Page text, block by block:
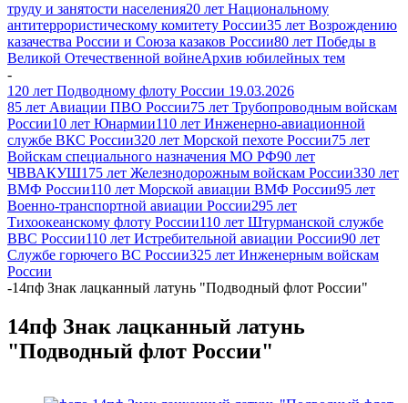
труду и занятости населения20 лет Национальному
антитеррористическому комитету России35 лет Возрождению
казачества России и Союза казаков России80 лет Победы в
Великой Отечественной войнеАрхив юбилейных тем
-
120 лет Подводному флоту России 19.03.2026
85 лет Авиации ПВО России75 лет Трубопроводным войскам
России10 лет Юнармии110 лет Инженерно-авиационной
службе ВКС России320 лет Морской пехоте России75 лет
Войскам специального назначения МО РФ90 лет
ЧВВАКУШ175 лет Железнодорожным войскам России330 лет
ВМФ России110 лет Морской авиации ВМФ России95 лет
Военно-транспортной авиации России295 лет
Тихоокеанскому флоту России110 лет Штурманской службе
ВВС России110 лет Истребительной авиации России90 лет
Службе горючего ВС России325 лет Инженерным войскам
России
-14пф Знак лацканный латунь "Подводный флот России"
14пф Знак лацканный латунь
"Подводный флот России"